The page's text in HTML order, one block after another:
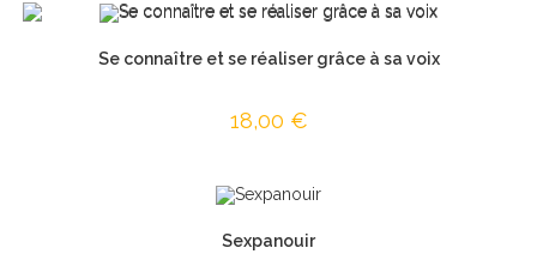
Se connaître et se réaliser grâce à sa voix
18,00 €
Sexpanouir